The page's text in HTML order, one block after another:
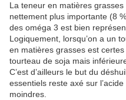
La teneur en matières
nettement plus importante (8
des oméga 3 est bien
Logiquement, lorsqu’on a un
en matières grasses est
tourteau de soja mais
C’est d’ailleurs le but du
essentiels reste axé sur
moindres.